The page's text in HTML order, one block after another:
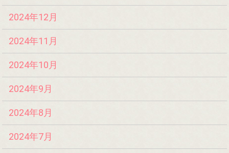
2024年12月
2024年11月
2024年10月
2024年9月
2024年8月
2024年7月